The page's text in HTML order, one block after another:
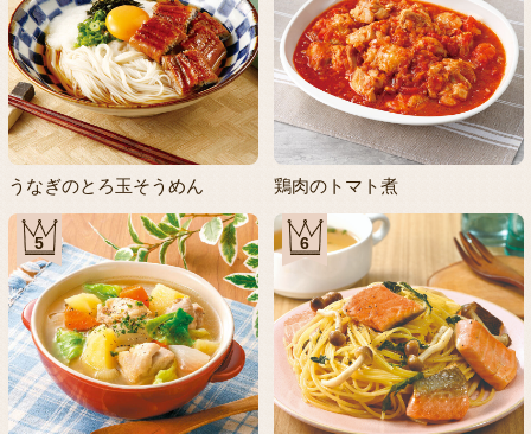
うなぎのとろ玉そうめん 鶏肉のトマト煮
5 6